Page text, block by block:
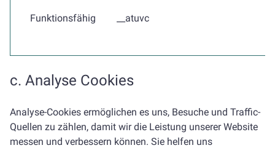
Funktionsfähig __atuvc
c. Analyse Cookies
Analyse-Cookies ermöglichen es uns, Besuche und Traffic-
Quellen zu zählen, damit wir die Leistung unserer Website
messen und verbessern können. Sie helfen uns